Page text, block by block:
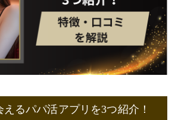
るパパ活アプリを3つ紹介！